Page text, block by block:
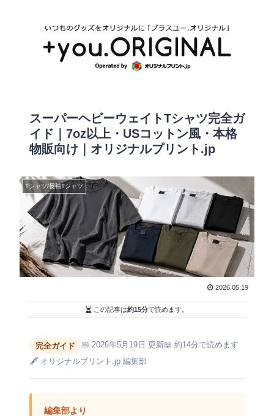
スーパーヘビーウェイトTシャツ完全ガ
イド｜7oz以上・USコットン風・本格
物販向け｜オリジナルプリント.jp
Tシャツ/長袖Tシャツ
2026.05.19
この記事は約15分で読めます。
完全ガイド 📅 2026年5月19日 更新📖 約14分で読めます
🖋 オリジナルプリント.jp 編集部
編集部より